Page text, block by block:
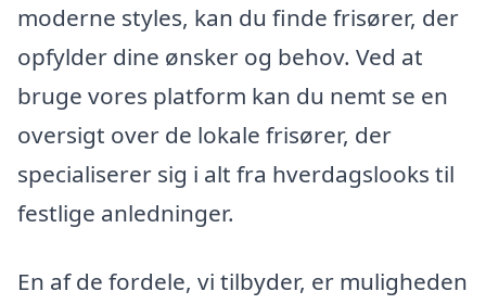
moderne styles, kan du finde frisører, der
opfylder dine ønsker og behov. Ved at
bruge vores platform kan du nemt se en
oversigt over de lokale frisører, der
specialiserer sig i alt fra hverdagslooks til
festlige anledninger.
En af de fordele, vi tilbyder, er muligheden